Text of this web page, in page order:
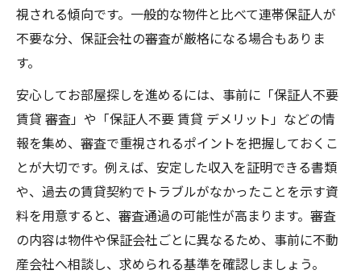
視される傾向です。一般的な物件と比べて連帯保証人が
不要な分、保証会社の審査が厳格になる場合もありま
す。
安心してお部屋探しを進めるには、事前に「保証人不要
賃貸 審査」や「保証人不要 賃貸 デメリット」などの情
報を集め、審査で重視されるポイントを把握しておくこ
とが大切です。例えば、安定した収入を証明できる書類
や、過去の賃貸契約でトラブルがなかったことを示す資
料を用意すると、審査通過の可能性が高まります。審査
の内容は物件や保証会社ごとに異なるため、事前に不動
産会社へ相談し、求められる基準を確認しましょう。